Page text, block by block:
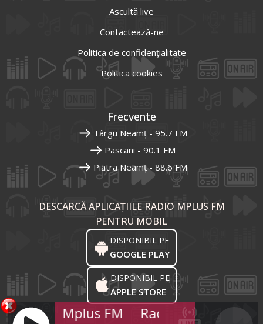
Ascultă live
Contactează-ne
Politica de confidențialitate
Politica cookies
Frecvente
Târgu Neamț - 95.7 FM
Pascani - 90.1 FM
Piatra Neamț - 88.6 FM
DESCARCĂ APLICAȚIILE RADIO MPLUS FM
PENTRU MOBIL
DISPONIBIL PE
GOOGLE PLAY
DISPONIBIL PE
APPLE STORE
Radio Mplus FM Radio Mplus FM